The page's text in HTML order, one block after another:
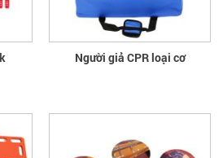
Người giả CPR loại cơ